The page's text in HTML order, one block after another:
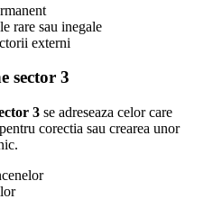
rare sau inegale
externi
sector 3
3 se adreseaza celor care
corectia sau crearea unor